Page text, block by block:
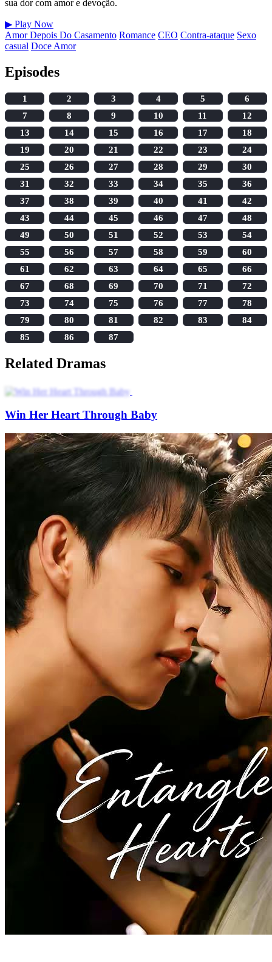
sua dor com amor e devoção.
▶ Play Now
Amor Depois Do Casamento Romance CEO Contra-ataque Sexo
casual Doce Amor
Episodes
1 2 3 4 5
6
7
8 9 10 11
12
13
14 15 16 17
18
19
20 21 22 23
24
25
26 27 28 29
30
31
32 33 34 35
36
37
38 39 40 41
42
43
44 45 46 47
48
49
50 51 52 53
54
55
56 57 58 59
60
61
62 63 64 65
66
67
68 69 70 71
72
73
74 75 76 77
78
79
80 81 82 83
84
85
86 87
Related Dramas
Win Her Heart Through Baby